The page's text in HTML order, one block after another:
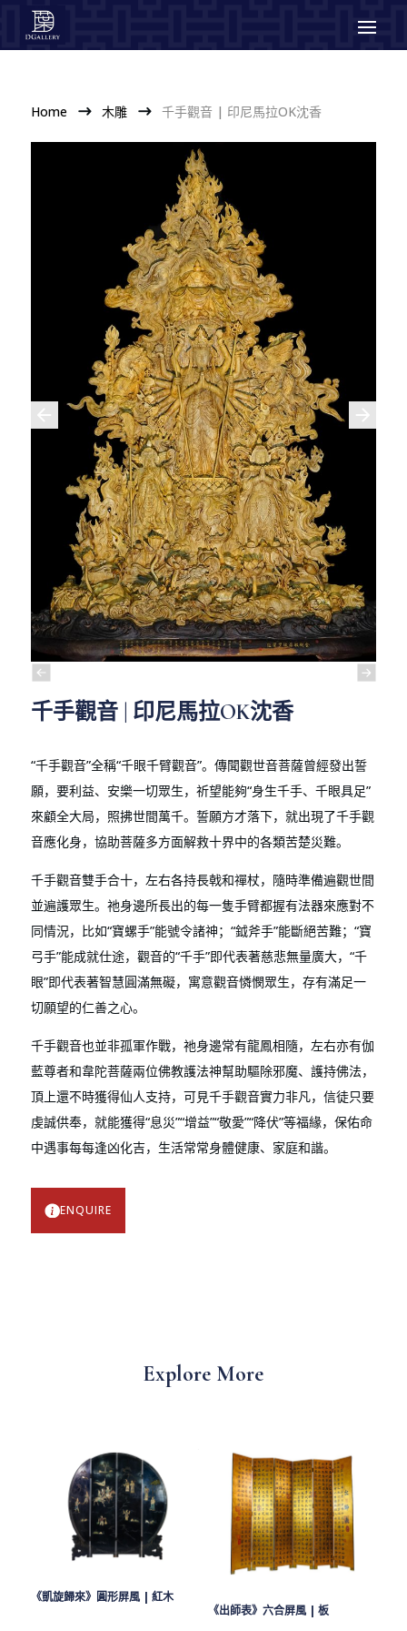
Home $ 木雕 $ 千手觀音 | 印尼馬拉OK沈香
千手觀音 | 印尼馬拉OK沈香
“千手觀音”全稱“千眼千臂觀音”。傳聞觀世音菩薩曾經發出誓
願，要利益、安樂一切眾生，祈望能夠“身生千手、千眼具足”
來顧全大局，照拂世間萬千。誓願方才落下，就出現了千手觀
音應化身，協助菩薩多方面解救十界中的各類苦楚災難。
千手觀音雙手合十，左右各持長戟和禪杖，隨時準備遍觀世間
並遍護眾生。祂身邊所長出的每一隻手臂都握有法器來應對不
同情況，比如“寶螺手”能號令諸神；“鉞斧手”能斷絕苦難；“寶
弓手”能成就仕途，觀音的“千手”即代表著慈悲無量廣大，“千
眼”即代表著智慧圓滿無礙，寓意觀音憐憫眾生，存有滿足一
切願望的仁善之心。
千手觀音也並非孤軍作戰，祂身邊常有龍鳳相隨，左右亦有伽
藍尊者和韋陀菩薩兩位佛教護法神幫助驅除邪魔、護持佛法，
頂上還不時獲得仙人支持，可見千手觀音實力非凡，信徒只要
虔誠供奉，就能獲得“息災”“增益”“敬愛”“降伏”等福緣，保佑命
中遇事每每逢凶化吉，生活常常身體健康、家庭和諧。
ENQUIRE
Explore More
《凱旋歸來》圓形屏風 | 紅木
《出師表》六合屏風 | 板